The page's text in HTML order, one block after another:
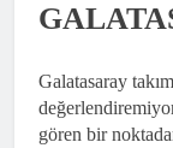
Galatasaray
gören bir